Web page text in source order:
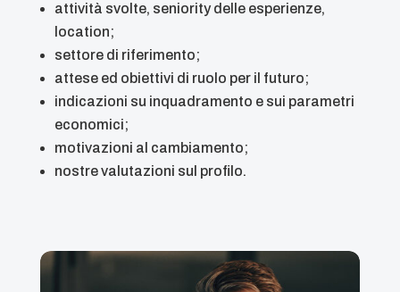
attività svolte, seniority delle esperienze,
location;
settore di riferimento;
attese ed obiettivi di ruolo per il futuro;
indicazioni su inquadramento e sui parametri
economici;
motivazioni al cambiamento;
nostre valutazioni sul profilo.